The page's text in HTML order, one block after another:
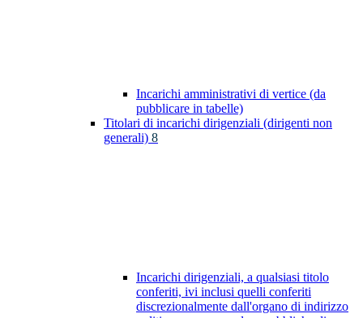
Incarichi amministrativi di vertice (da
pubblicare in tabelle)
Titolari di incarichi dirigenziali (dirigenti non
generali) 8
Incarichi dirigenziali, a qualsiasi titolo
conferiti, ivi inclusi quelli conferiti
discrezionalmente dall'organo di indirizzo